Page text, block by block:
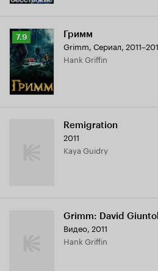
Рейтинг
Кинопоиска
7.9
7.9 Гримм
Grimm, Сериал,
Hank Griffin
Remigration
2011
Kaya Guidry
Grimm: David
Видео, 2011
Hank Griffin